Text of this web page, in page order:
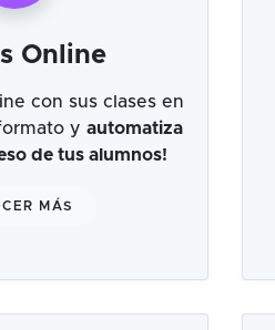
Online
con sus clases en
y automatiza
de tus alumnos!
MÁS